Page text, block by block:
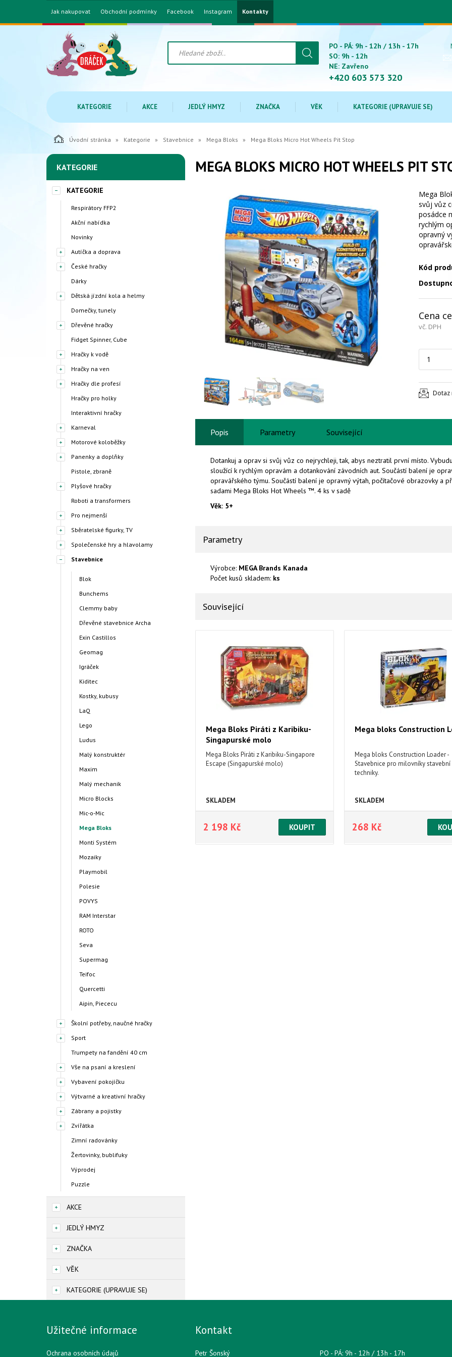
Jak nakupovat Obchodní podmínky Facebook Instagram Kontakty
PO - PÁ: 9h - 12h / 13h - 17h
SO: 9h - 12h
NE: Zavřeno
+420 603 573 320
KATEGORIE AKCE JEDLÝ HMYZ ZNAČKA VĚK KATEGORIE (UPRAVUJE SE)
Úvodní stránka Kategorie Stavebnice Mega Bloks Mega Bloks Micro Hot Wheels Pit Stop
KATEGORIE
KATEGORIE
Respirátory FFP2
Akční nabídka
Novinky
Autíčka a doprava
České hračky
Dárky
Dětská jízdní kola a helmy
Domečky, tunely
Dřevěné hračky
Fidget Spinner, Cube
Hračky k vodě
Hračky na ven
Hračky dle profesí
Hračky pro holky
Interaktivní hračky
Karneval
Motorové koloběžky
Panenky a doplňky
Pistole, zbraně
Plyšové hračky
Roboti a transformers
Pro nejmenší
Sběratelské figurky, TV
Společenské hry a hlavolamy
Stavebnice
Blok
Bunchems
Clemmy baby
Dřevěné stavebnice Archa
Exin Castillos
Geomag
Igráček
Kiditec
Kostky, kubusy
LaQ
Lego
Ludus
Malý konstruktér
Maxim
Malý mechanik
Micro Blocks
Mic-o-Mic
Mega Bloks
Monti Systém
Mozaiky
Playmobil
Polesie
POVYS
RAM Interstar
ROTO
Seva
Supermag
Teifoc
Quercetti
Aipin, Piececu
Školní potřeby, naučné hračky
Sport
Trumpety na fandění 40 cm
Vše na psaní a kreslení
Vybavení pokojíčku
Výtvarné a kreativní hračky
Zábrany a pojistky
Zvířátka
Zimní radovánky
Žertovinky, bublifuky
Výprodej
Puzzle
AKCE
JEDLÝ HMYZ
ZNAČKA
VĚK
KATEGORIE (UPRAVUJE SE)
MEGA BLOKS MICRO HOT WHEELS PIT
Mega
svůj vůz
posádce
rychlým
opravný
Kód
Cena
vč. DPH
Dotaz
Popis Parametry Související
Dotankuj a oprav si svůj vůz co nejrychleji, tak, abys neztratil první místo.
sloužící k rychlým opravám a dotankování závodních aut. Součástí balení je
opravářského týmu. Součástí balení je opravný výtah, počítačové obrazovky a
sadami Mega Bloks Hot Wheels ™. 4 ks v sadě
Věk: 5+
Parametry
Výrobce: MEGA Brands Kanada
Počet kusů skladem: ks
Související
Mega Bloks Piráti z Karibiku-
Singapurské molo
Mega Bloks Piráti z Karibiku-Singapore
Escape (Singapurské molo)
SKLADEM
2 198 Kč
Mega bloks Construction
Mega bloks Construction Loader -
Stavebnice pro milovníky stavební
techniky.
SKLADEM
268 Kč
Užitečné informace
Ochrana osobních údajů
Kontakt
Petr Šonský PO - PÁ: 9h - 12h / 13h - 17h